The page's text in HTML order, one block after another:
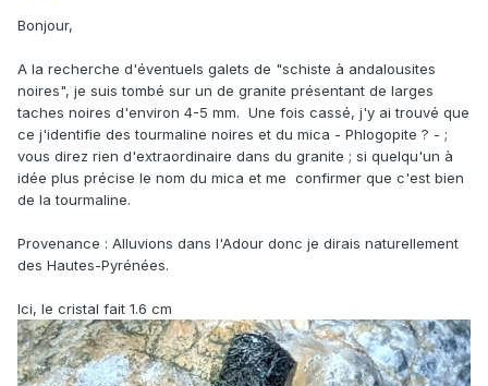
Bonjour,
A la recherche d'éventuels galets de "schiste à andalousites
noires", je suis tombé sur un de granite présentant de larges
taches noires d'environ 4-5 mm. Une fois cassé, j'y ai trouvé que
ce j'identifie des tourmaline noires et du mica - Phlogopite ? - ;
vous direz rien d'extraordinaire dans du granite ; si quelqu'un à
idée plus précise le nom du mica et me confirmer que c'est bien
de la tourmaline.
Provenance : Alluvions dans l'Adour donc je dirais naturellement
des Hautes-Pyrénées.
Ici, le cristal fait 1.6 cm